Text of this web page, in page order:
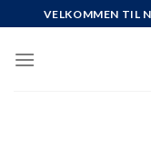
to
content
VELKOMMEN TIL